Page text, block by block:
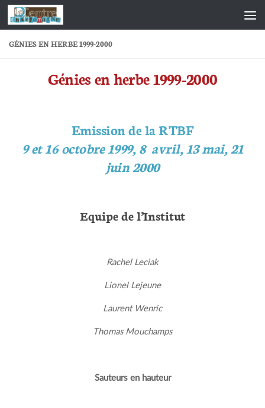
Skip to content
GÉNIES EN HERBE 1999-2000
Génies en herbe 1999-2000
Emission de la RTBF
9 et 16 octobre 1999, 8 avril, 13 mai, 21
juin 2000
Equipe de l’Institut
Rachel Leciak
Lionel Lejeune
Laurent Wenric
Thomas Mouchamps
Sauteurs en hauteur